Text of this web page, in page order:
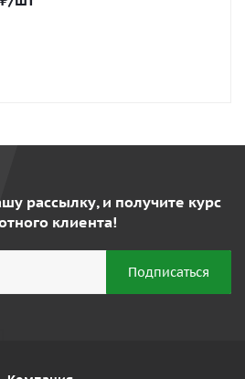
рассылку, и получите курс
клиента!